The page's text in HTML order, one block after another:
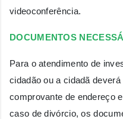
videoconferência.
DOCUMENTOS
Para o atendimento de
cidadão ou a cidadã
comprovante de endereço
caso de divórcio, os